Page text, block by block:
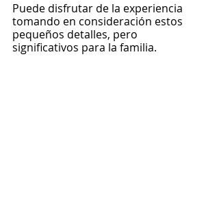
Puede disfrutar de la experiencia
tomando en consideración estos
pequeños detalles, pero
significativos para la familia.